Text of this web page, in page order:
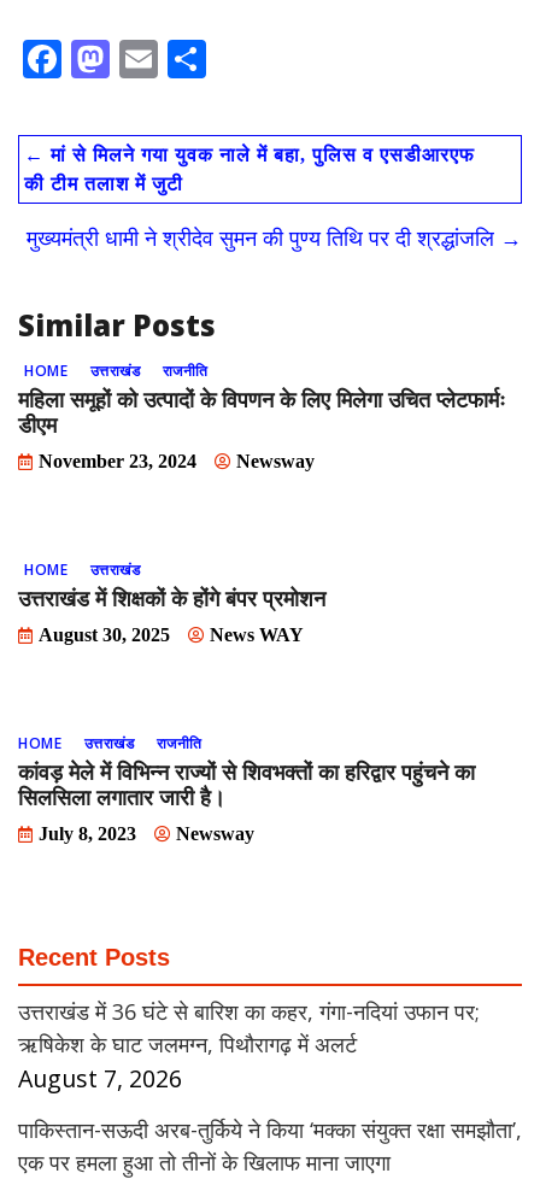
F
e
b
o
o
M
to
d
o
n
E
ai
l
ar
e
← मां से मिलने गया युवक नाले में बहा, पुलिस व एसडीआरएफ
की टीम तलाश में जुटी
मुख्यमंत्री धामी ने श्रीदेव सुमन की पुण्य तिथि पर दी श्रद्धांजलि →
Similar Posts
HOME उत्तराखंड राजनीति
महिला समूहों को उत्पादों के विपणन के लिए मिलेगा उचित प्लेटफार्मः
डीएम
November 23, 2024 Newsway
HOME उत्तराखंड
उत्तराखंड में शिक्षकों के होंगे बंपर प्रमोशन
August 30, 2025 News WAY
HOME उत्तराखंड राजनीति
कांवड़ मेले में विभिन्न राज्यों से शिवभक्तों का हरिद्वार पहुंचने का
सिलसिला लगातार जारी है।
July 8, 2023 Newsway
Recent Posts
उत्तराखंड में 36 घंटे से बारिश का कहर, गंगा-नदियां उफान पर;
ऋषिकेश के घाट जलमग्न, पिथौरागढ़ में अलर्ट
August 7, 2026
पाकिस्तान-सऊदी अरब-तुर्किये ने किया ‘मक्का संयुक्त रक्षा समझौता’,
एक पर हमला हुआ तो तीनों के खिलाफ माना जाएगा